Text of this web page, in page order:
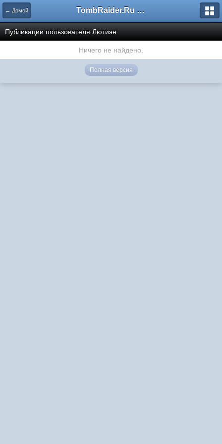
← Домой TombRaider.Ru - Форумы
Публикации пользователя Лютиэн
Ничего не найдено.
Полная версия